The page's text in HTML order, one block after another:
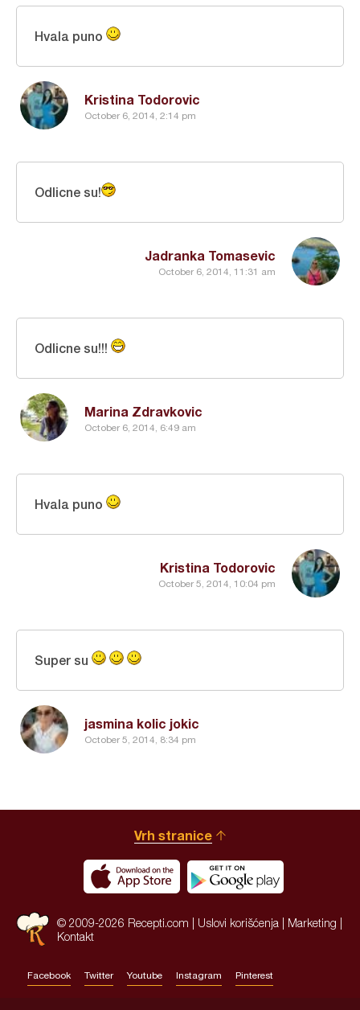
Kristina Todorovic
October 6, 2014, 2:14 pm
Hvala puno
Jadranka Tomasevic
October 6, 2014, 11:31 am
Odlicne su!
Marina Zdravkovic
October 6, 2014, 6:49 am
Odlicne su!!!
Kristina Todorovic
October 5, 2014, 10:04 pm
Hvala puno
jasmina kolic jokic
October 5, 2014, 8:34 pm
Super su
Vrh stranice
© 2009-2026 Recepti.com | Uslovi korišćenja Marketing
Kontakt
Facebook Twitter Youtube Instagram Pinterest